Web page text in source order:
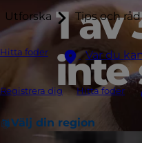
Utforska Tips och råd
Hitta foder Var du
Registrera dig Hitta foder
Välj din region
1
inte